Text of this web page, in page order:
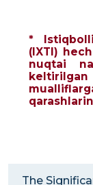
*
(IXTI)
nuqtai
The